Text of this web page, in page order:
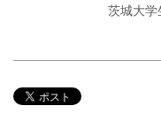
茨城大学